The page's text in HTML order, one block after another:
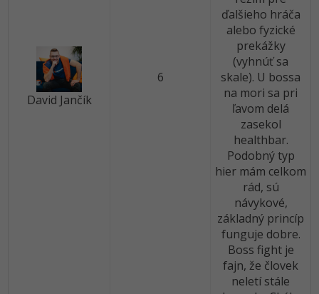
David Jančík
6
ďalšieho hráča
alebo fyzické
prekážky
(vyhnúť sa
skale). U bossa
na mori sa pri
ľavom delá
zasekol
healthbar.
Podobný typ
hier mám celkom
rád, sú
návykové,
základný princíp
funguje dobre.
Boss fight je
fajn, že človek
neletí stále